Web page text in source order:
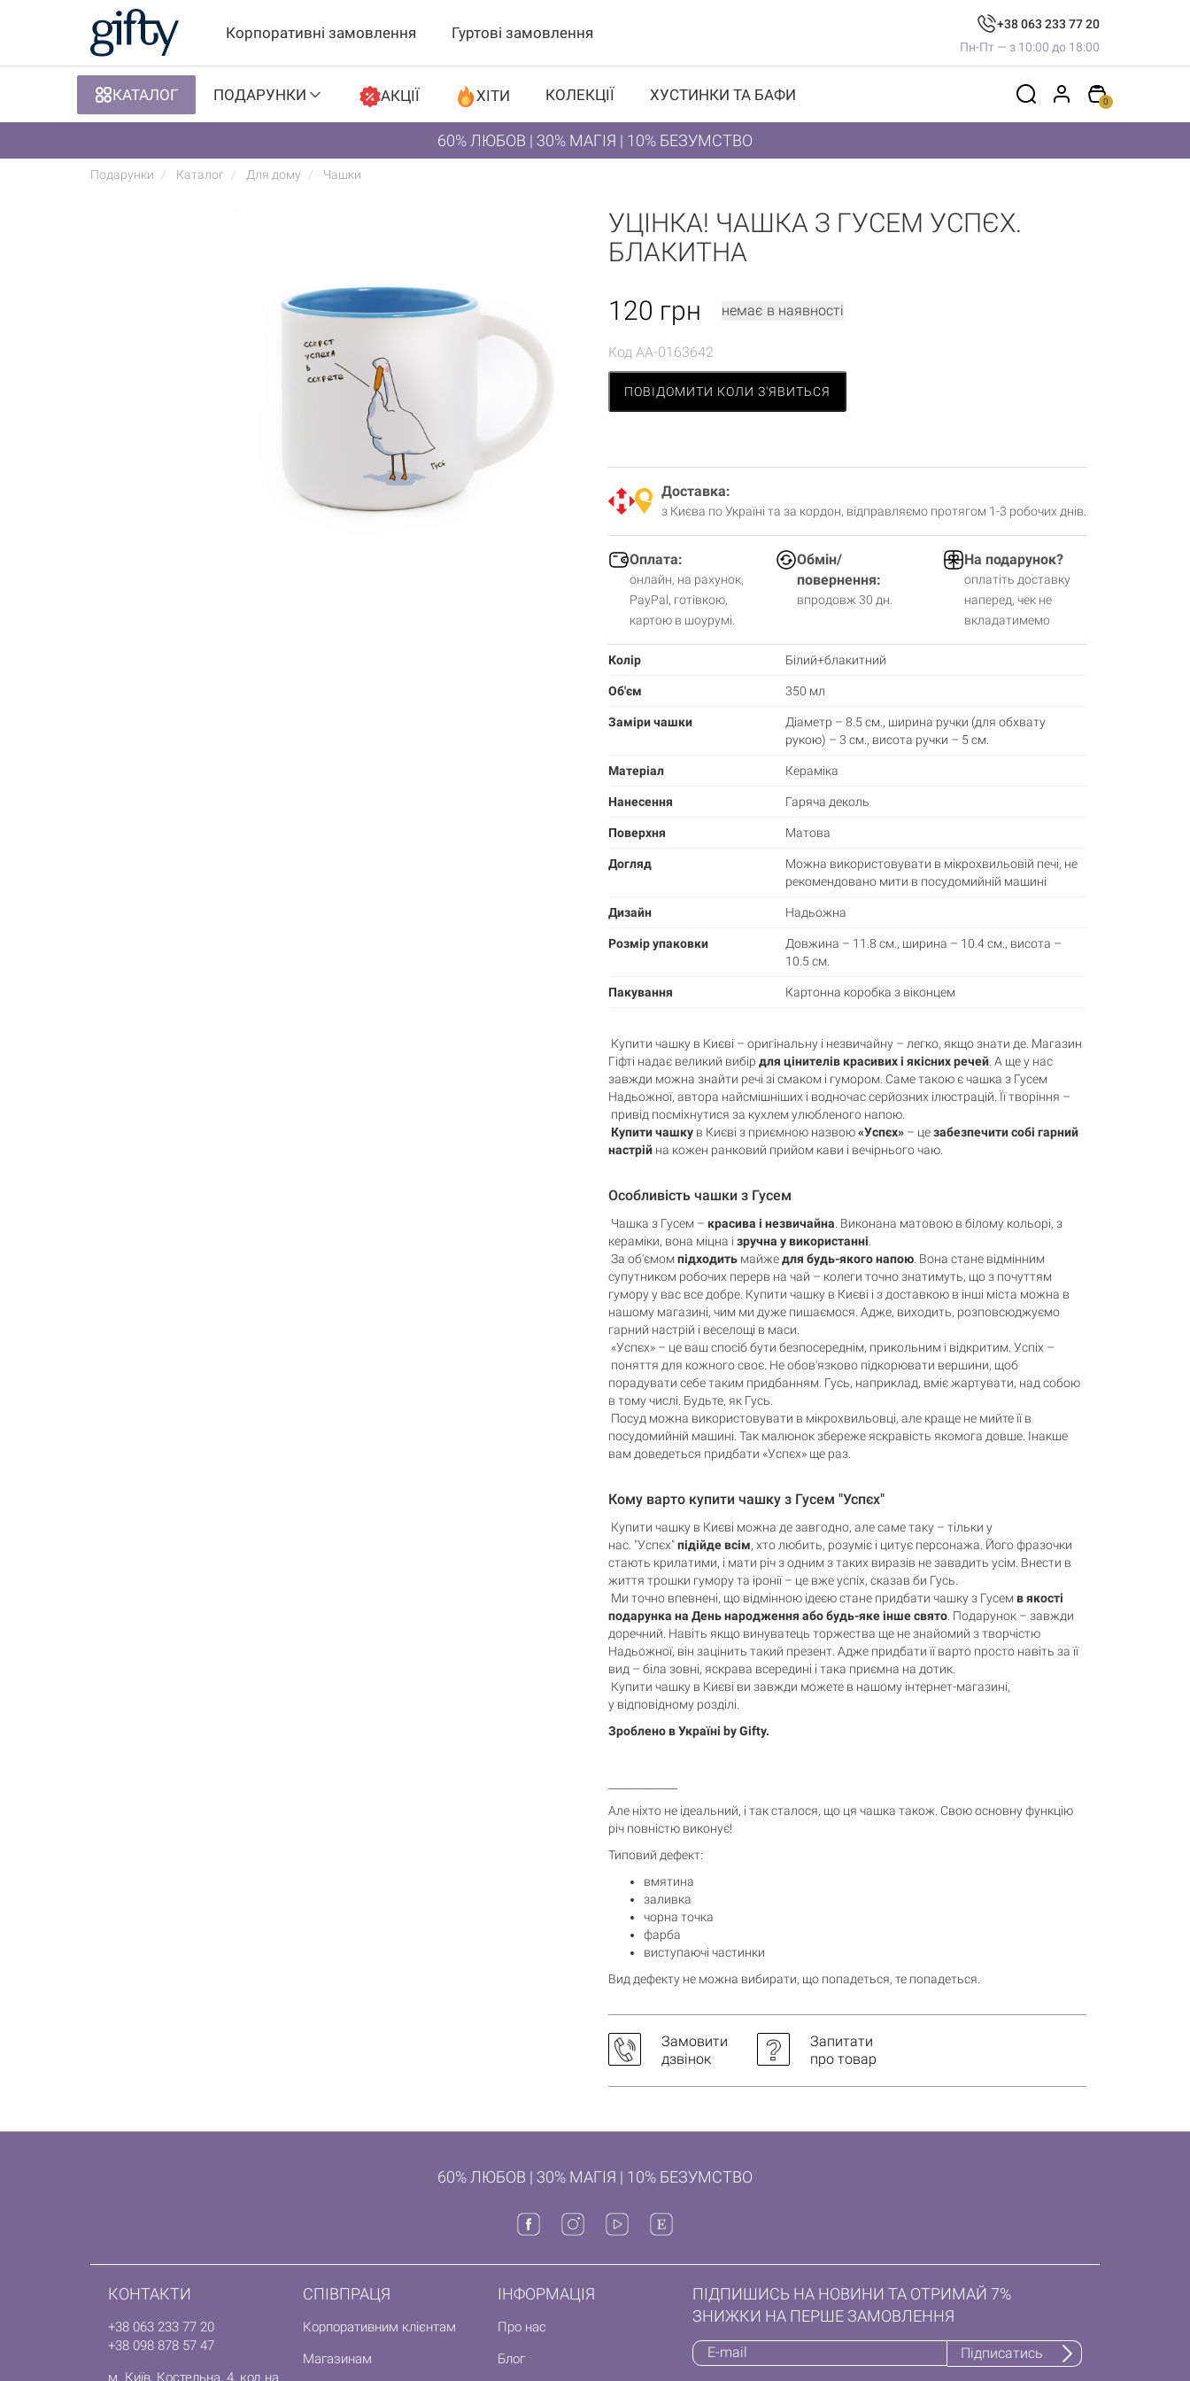
Корпоративні замовлення Гуртові замовлення
+38 063 233 77 20
Пн-Пт — з 10:00 до 18:00
КАТАЛОГ ПОДАРУНКИ АКЦІЇ ХІТИ КОЛЕКЦІЇ ХУСТИНКИ ТА БАФИ 0
60% ЛЮБОВ | 30% МАГІЯ | 10% БЕЗУМСТВО
Подарунки Каталог Для дому Чашки
УЦІНКА! ЧАШКА З ГУСЕМ УСПЄХ.
БЛАКИТНА
120 грн немає в наявності
Код AA-0163642
ПОВІДОМИТИ КОЛИ З'ЯВИТЬСЯ
Доставка:
з Києва по Україні та за кордон, відправляємо протягом 1-3 робочих днів.
Оплата:
онлайн, на рахунок,
PayPal, готівкою,
картою в шоурумі.
Обмін/
повернення:
впродовж 30 дн.
На подарунок?
оплатіть доставку
наперед, чек не
вкладатимемо
Колір Білий+блакитний
Об'єм 350 мл
Заміри чашки
Діаметр – 8.5 см., ширина ручки (для обхвату
рукою) – 3 см., висота ручки – 5 см.
Матеріал Кераміка
Нанесення Гаряча деколь
Поверхня Матова
Догляд
Можна використовувати в мікрохвильовій печі, не
рекомендовано мити в посудомийній машині
Дизайн Надьожна
Розмір упаковки
Довжина – 11.8 см., ширина – 10.4 см., висота –
10.5 см.
Пакування Картонна коробка з віконцем
Купити чашку в Києві – оригінальну і незвичайну – легко, якщо знати де. Магазин
Гіфті надає великий вибір для цінителів красивих і якісних речей . А ще у нас
завжди можна знайти речі зі смаком і гумором. Саме такою є чашка з Гусем
Надьожної, автора найсмішніших і водночас серйозних ілюстрацій. Її творіння –
привід посміхнутися за кухлем улюбленого напою.
Купити чашку в Києві з приємною назвою«Успєх» – цезабезпечити собі гарний
настрій на кожен ранковий прийом кави і вечірнього чаю.
Особливість чашки з Гусем
Чашка з Гусем – красива і незвичайна . Виконана матовою в білому кольорі, з
кераміки, вона міцна і зручна у використанні
За об'ємом підходить майжедля будь-якого напою . Вона стане відмінним
супутником робочих перерв на чай – колеги точно знатимуть, що з почуттям
гумору у вас все добре. Купити чашку в Києві і з доставкою в інші міста можна в
нашому магазині, чим ми дуже пишаємося. Адже, виходить, розповсюджуємо
гарний настрій і веселощі в маси.
«Успєх» – це ваш спосіб бути безпосереднім, прикольним і відкритим. Успіх –
поняття для кожного своє. Не обов'язково підкорювати вершини, щоб
порадувати себе таким придбанням. Гусь, наприклад, вміє жартувати, над собою
в тому числі. Будьте, як Гусь.
Посуд можна використовувати в мікрохвильовці, але краще не мийте її в
посудомийній машині. Так малюнок збереже яскравість якомога довше. Інакше
вам доведеться придбати «Успєх» ще раз.
Кому варто купити чашку з Гусем "Успєх"
Купити чашку в Києві можна де завгодно, але саме таку – тільки у
нас. "Успєх"підійде всім, хто любить, розуміє і цитує персонажа. Його фразочки
стають крилатими, і мати річ з одним з таких виразів не завадить усім. Внести в
життя трошки гумору та іронії – це вже успіх, сказав би Гусь.
Ми точно впевнені, що відмінною ідеєю стане придбати чашку з Гусем в якості
подарунка на День народження або будь-яке інше свято . Подарунок – завжди
доречний. Навіть якщо винуватець торжества ще не знайомий з творчістю
Надьожної, він зацінить такий презент. Адже придбати її варто просто навіть за її
вид – біла зовні, яскрава всередині і така приємна на дотик.
Купити чашку в Києві ви завжди можете в нашому інтернет-магазині,
у відповідному розділі.
Зроблено в Україні by Gifty.
Але ніхто не ідеальний, і так сталося, що ця чашка також. Свою основну функцію
річ повністю виконує!
Типовий дефект:
вмятина
заливка
чорна точка
фарба
виступаючі частинки
Вид дефекту не можна вибирати, що попадеться, те попадеться.
Замовити
дзвінок
Запитати
про товар
60% ЛЮБОВ | 30% МАГІЯ | 10% БЕЗУМСТВО
КОНТАКТИ
+38 063 233 77 20
+38 098 878 57 47
м. Київ, Костельна, 4, код на
СПІВПРАЦЯ
Корпоративним клієнтам
Магазинам
ІНФОРМАЦІЯ
Про нас
Блог
ПІДПИШИСЬ НА НОВИНИ ТА ОТРИМАЙ 7%
ЗНИЖКИ НА ПЕРШЕ ЗАМОВЛЕННЯ
Підписатись
Кошик порожній